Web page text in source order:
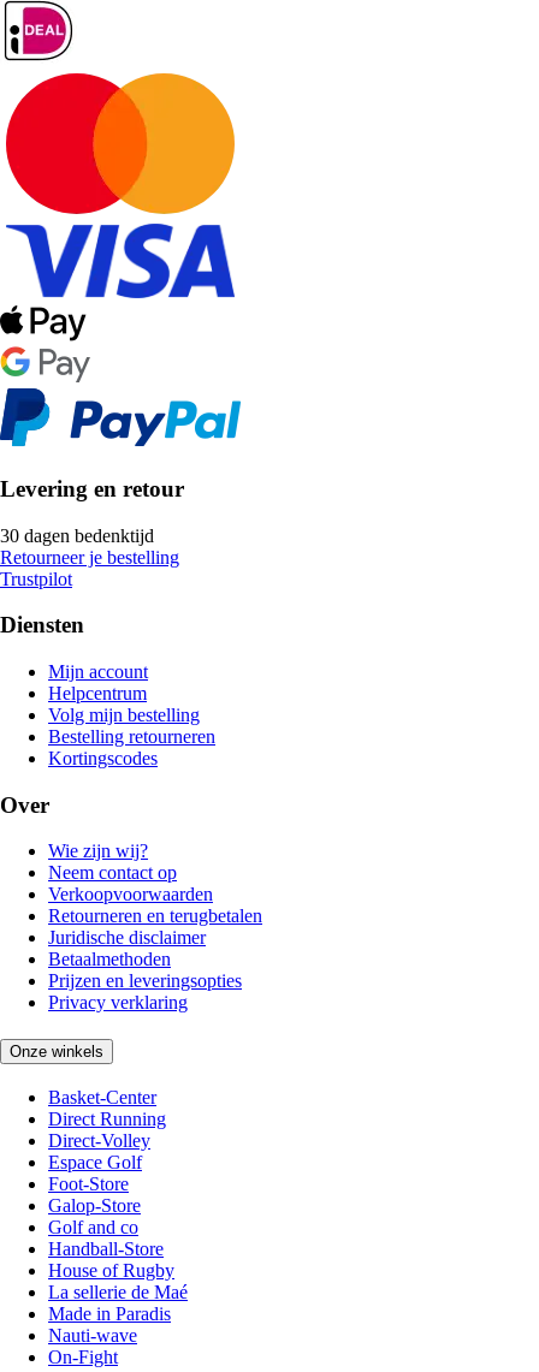
Levering en retour
30 dagen bedenktijd
Retourneer je bestelling
Trustpilot
Diensten
Mijn account
Helpcentrum
Volg mijn bestelling
Bestelling retourneren
Kortingscodes
Over
Wie zijn wij?
Neem contact op
Verkoopvoorwaarden
Retourneren en terugbetalen
Juridische disclaimer
Betaalmethoden
Prijzen en leveringsopties
Privacy verklaring
Onze winkels
Basket-Center
Direct Running
Direct-Volley
Espace Golf
Foot-Store
Galop-Store
Golf and co
Handball-Store
House of Rugby
La sellerie de Maé
Made in Paradis
Nauti-wave
On-Fight